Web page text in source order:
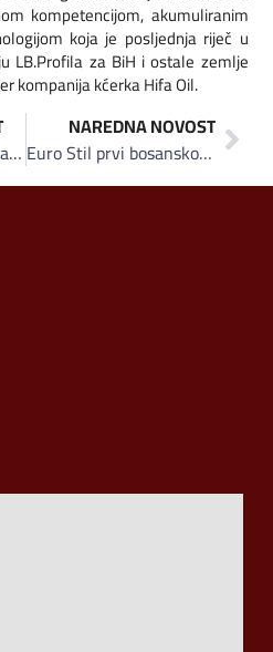
kompetencijom, akumuliranim
koja je posljednja riječ u
LB.Profila za BiH i ostale zemlje
kompanija kćerka Hifa Oil.
Sarajevo zamirisalo Zlatnom džezvom
NAREDNA NOVOST
Euro Stil prvi bosanskohercegovački trgovac peletom koji je dobio prestižni ENplus® certifikat